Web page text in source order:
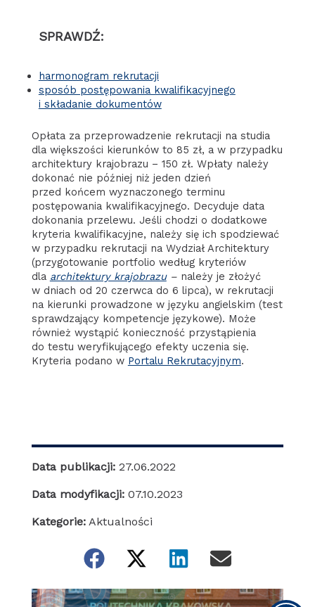
SPRAWDŹ:
harmonogram rekrutacji
sposób postępowania kwalifikacyjnego
i składanie dokumentów
Opłata za przeprowadzenie rekrutacji na studia
dla większości kierunków to 85 zł, a w przypadku
architektury krajobrazu – 150 zł. Wpłaty należy
dokonać nie później niż jeden dzień
przed końcem wyznaczonego terminu
postępowania kwalifikacyjnego. Decyduje data
dokonania przelewu. Jeśli chodzi o dodatkowe
kryteria kwalifikacyjne, należy się ich spodziewać
w przypadku rekrutacji na Wydział Architektury
(przygotowanie portfolio według kryteriów
dla architektury krajobrazu– należy je złożyć
w dniach od 20 czerwca do 6 lipca), w rekrutacji
na kierunki prowadzone w języku angielskim (test
sprawdzający kompetencje językowe). Może
również wystąpić konieczność przystąpienia
do testu weryfikującego efekty uczenia się.
Kryteria podano w Portalu Rekrutacyjnym.
Data publikacji: 27.06.2022
Data modyfikacji: 07.10.2023
Kategorie: Aktualności